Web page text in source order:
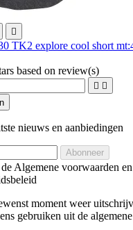

TK2 explore cool short
based on review(s)
 
nieuws en aanbiedingen
Algemene voorwaarden
moment weer
gebruiken uit de